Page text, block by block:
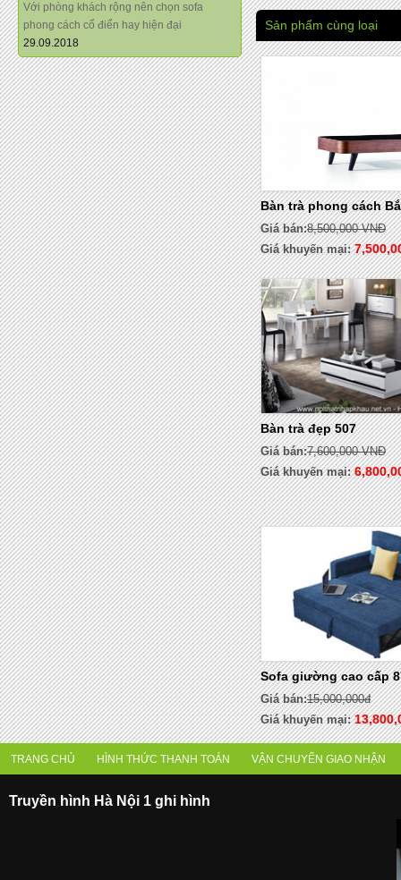
Với phòng khách rộng nên chọn sofa
phong cách cổ điển hay hiện đại
29.09.2018
Sản phẩm cùng loại
Bàn trà phong cách
Giá bán:8,500,000 VNĐ
Giá khuyến mại:
Bàn trà đẹp 507
Giá bán:7,600,000 VNĐ
Giá khuyến mại:
- 8%
Sofa giường cao cấp
Giá bán:15,000,000đ
Giá khuyến mại:
TRANG CHỦ HÌNH THỨC THANH TOÁN VẬN CHUYỂN GIAO NHẬN
Truyền hình Hà Nội 1 ghi hình